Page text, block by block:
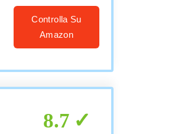
Controlla Su
Amazon
8.7